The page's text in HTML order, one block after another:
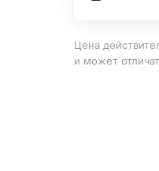
Цена
и может